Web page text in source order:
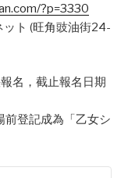
?p=3330
ト (旺角豉油街24-
名，截止報名日期
前登記成為「乙女シ